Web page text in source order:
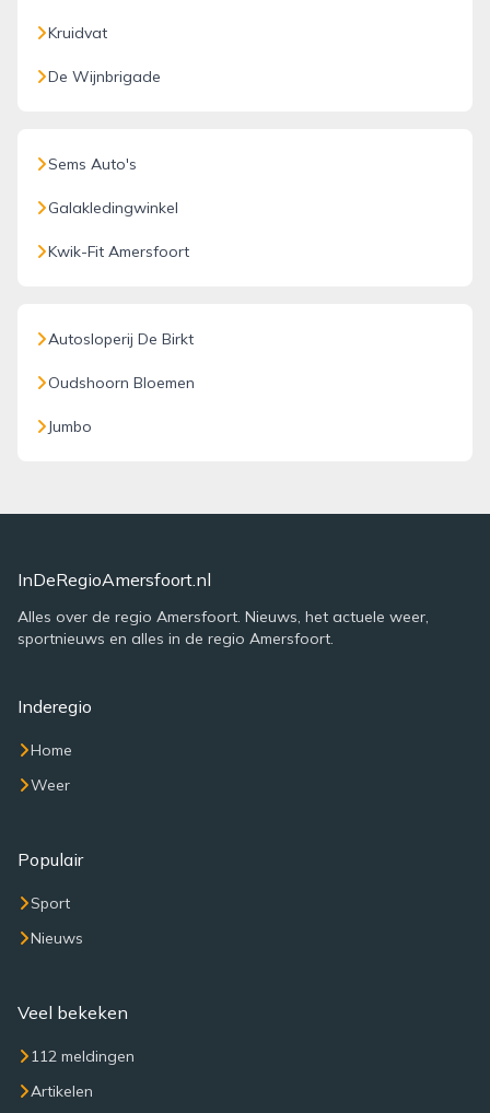
Kruidvat
De Wijnbrigade
Sems Auto's
Galakledingwinkel
Kwik-Fit Amersfoort
Autosloperij De Birkt
Oudshoorn Bloemen
Jumbo
InDeRegioAmersfoort.nl
Alles over de regio Amersfoort. Nieuws, het actuele weer,
sportnieuws en alles in de regio Amersfoort.
Inderegio
Home
Weer
Populair
Sport
Nieuws
Veel bekeken
112 meldingen
Artikelen